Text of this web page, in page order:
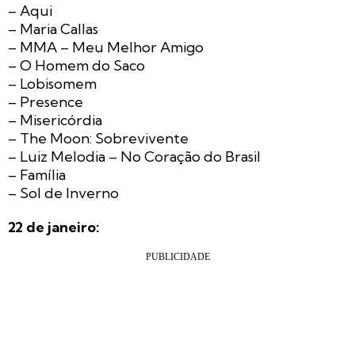
– Aqui
– Maria Callas
– MMA – Meu Melhor Amigo
– O Homem do Saco
– Lobisomem
– Presence
– Misericórdia
– The Moon: Sobrevivente
– Luiz Melodia – No Coração do Brasil
– Família
– Sol de Inverno
22 de janeiro: